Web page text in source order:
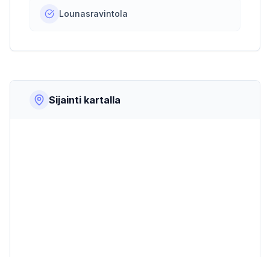
Lounasravintola
Sijainti kartalla